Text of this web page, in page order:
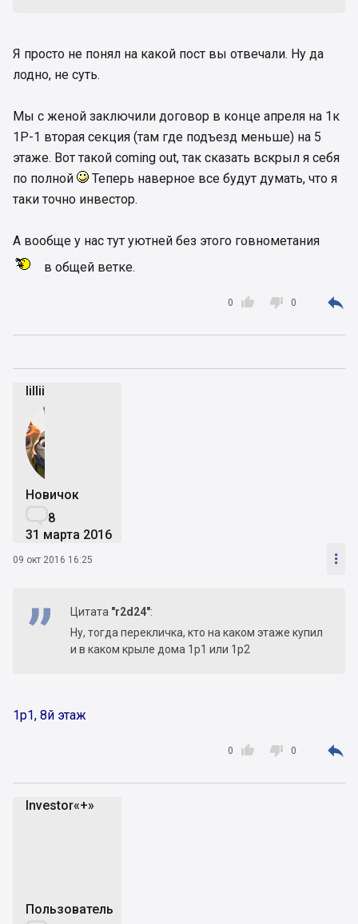
Я просто не понял на какой пост вы отвечали. Ну да
лодно, не суть.
Мы с женой заключили договор в конце апреля на 1к
1Р-1 вторая секция (там где подъезд меньше) на 5
этаже. Вот такой coming out, так сказать вскрыл я себя
по полной
Теперь наверное все будут думать, что я
таки точно инвестор.
А вообще у нас тут уютней без этого говнометания
в общей ветке.

0  0 
lillii
Новичок
8
31 марта 2016
09 окт 2016 16:25 
Цитата "r2d24":
Ну, тогда перекличка, кто на каком этаже купил
и в каком крыле дома 1р1 или 1р2
1р1, 8й этаж

0  0 
Investor«+»
Пользователь